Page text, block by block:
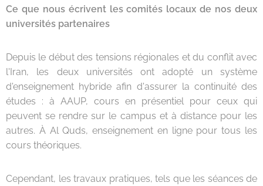
Ce que nous écrivent les comités locaux de nos deux
universités partenaires
Depuis le début des tensions régionales et du conflit avec
l'Iran, les deux universités ont adopté un système
d'enseignement hybride afin d'assurer la continuité des
études : à AAUP, cours en présentiel pour ceux qui
peuvent se rendre sur le campus et à distance pour les
autres. À Al Quds, enseignement en ligne pour tous les
cours théoriques.
Cependant, les travaux pratiques, tels que les séances de